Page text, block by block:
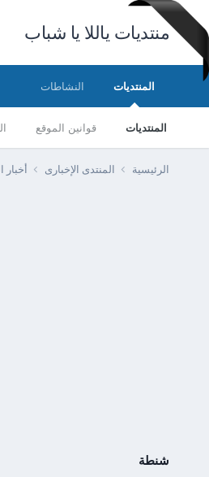
منتديات ياللا يا شباب
المنتديات
المنتديات قوانين الموقع
النشاطات
الرئيسية المنتدى الإخبارى أخبار
شنطة